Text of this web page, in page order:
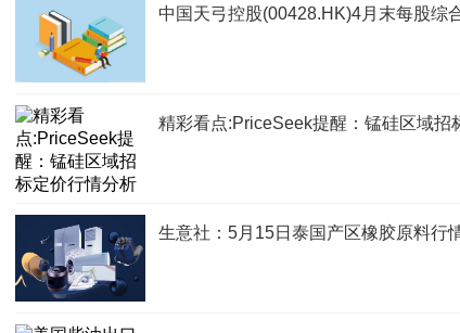
中国天弓控股(00428.HK)4月末每股综
精彩看点:PriceSeek提醒：锰硅区域招
生意社：5月15日泰国产区橡胶原料行